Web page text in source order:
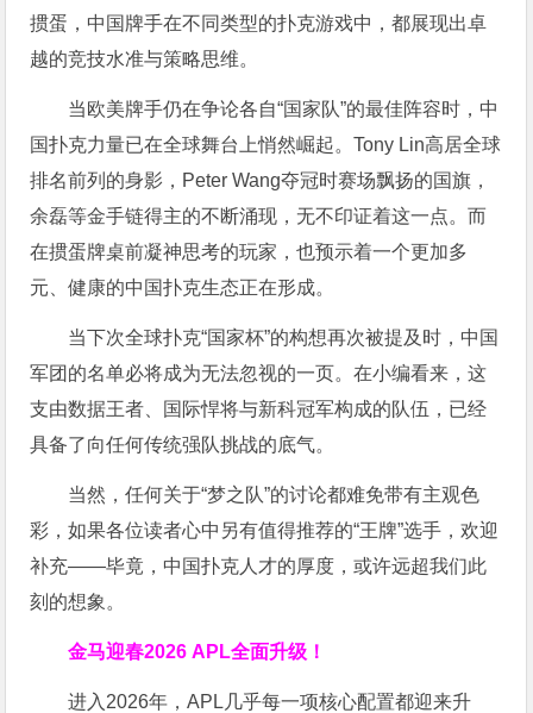
掼蛋，中国牌手在不同类型的扑克游戏中，都展现出卓
越的竞技水准与策略思维。
当欧美牌手仍在争论各自“国家队”的最佳阵容时，中
国扑克力量已在全球舞台上悄然崛起。Tony Lin高居全球
排名前列的身影，Peter Wang夺冠时赛场飘扬的国旗，
余磊等金手链得主的不断涌现，无不印证着这一点。而
在掼蛋牌桌前凝神思考的玩家，也预示着一个更加多
元、健康的中国扑克生态正在形成。
当下次全球扑克“国家杯”的构想再次被提及时，中国
军团的名单必将成为无法忽视的一页。在小编看来，这
支由数据王者、国际悍将与新科冠军构成的队伍，已经
具备了向任何传统强队挑战的底气。
当然，任何关于“梦之队”的讨论都难免带有主观色
彩，如果各位读者心中另有值得推荐的“王牌”选手，欢迎
补充——毕竟，中国扑克人才的厚度，或许远超我们此
刻的想象。
金马迎春2026 APL全面升级！
进入2026年，APL几乎每一项核心配置都迎来升